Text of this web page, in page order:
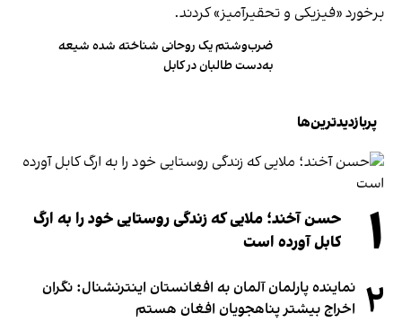
برخورد «فیزیکی و تحقیرآمیز» کردند.
ضرب‌وشتم یک روحانی شناخته شده شیعه
به‌دست طالبان در کابل
پربازدیدترین‌ها
۱
حسن آخند؛ ملایی که زندگی روستایی خود را به ارگ
کابل آورده است
۲ نماینده پارلمان آلمان به افغانستان اینترنشنال: نگران
اخراج بیشتر پناهجویان افغان هستم